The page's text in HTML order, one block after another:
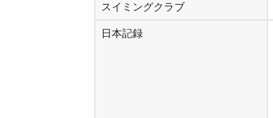
スイミングクラブ
日本記録